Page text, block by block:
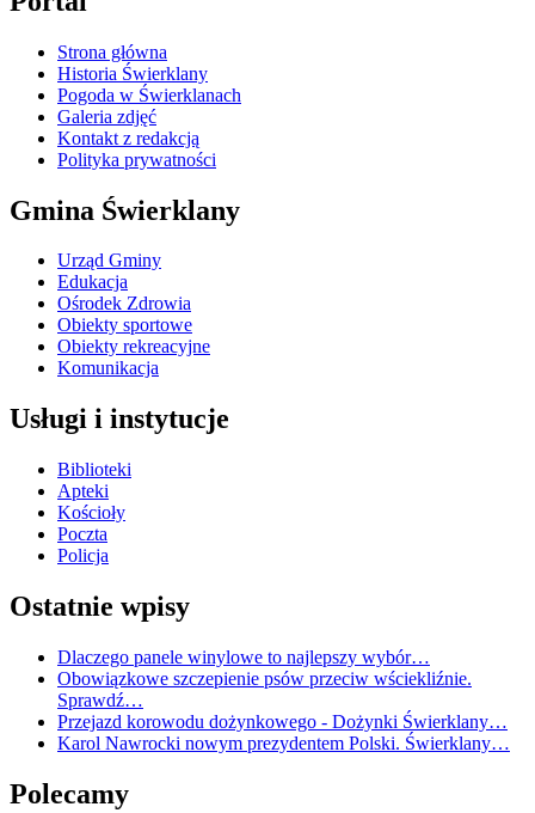
Strona główna
Historia Świerklany
Pogoda w Świerklanach
Galeria zdjęć
Kontakt z redakcją
Polityka prywatności
Gmina Świerklany
Urząd Gminy
Edukacja
Ośrodek Zdrowia
Obiekty sportowe
Obiekty rekreacyjne
Komunikacja
Usługi i instytucje
Biblioteki
Apteki
Kościoły
Poczta
Policja
Ostatnie wpisy
Dlaczego panele winylowe to najlepszy wybór…
Obowiązkowe szczepienie psów przeciw wściekliźnie.
Sprawdź…
Przejazd korowodu dożynkowego - Dożynki Świerklany…
Karol Nawrocki nowym prezydentem Polski. Świerklany…
Polecamy